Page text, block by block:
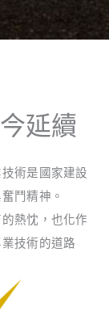
延續
術是國家建設
鬥精神。
熱忱，也化作
技術的道路